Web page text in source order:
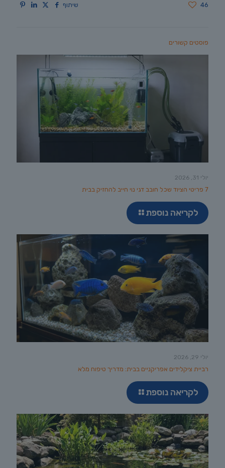
שיתוף 46
פוסטים קשורים
יולי 31, 2026
7 פריטי הציוד שכל חובב דגי נוי חייב להחזיק בבית
לקריאה נוספת
יולי 29, 2026
רביית ציקלידים אפריקניים בבית: מדריך טיפוח מלא
לקריאה נוספת